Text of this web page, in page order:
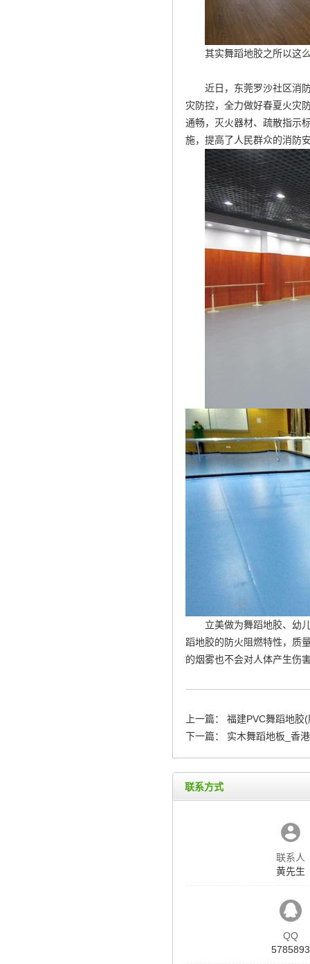
其实舞蹈地胶之所以这
近日，东莞罗沙社区消
灾防控，全力做好春夏火灾
通畅，灭火器材、疏散指示
施，提高了人民群众的消防
立美做为舞蹈地胶、幼
蹈地胶的防火阻燃特性，质
的烟雾也不会对人体产生伤
上一篇：
福建PVC舞蹈地胶
下一篇：
实木舞蹈地板_香
联系方式
联系人
黄先生
QQ
5785893